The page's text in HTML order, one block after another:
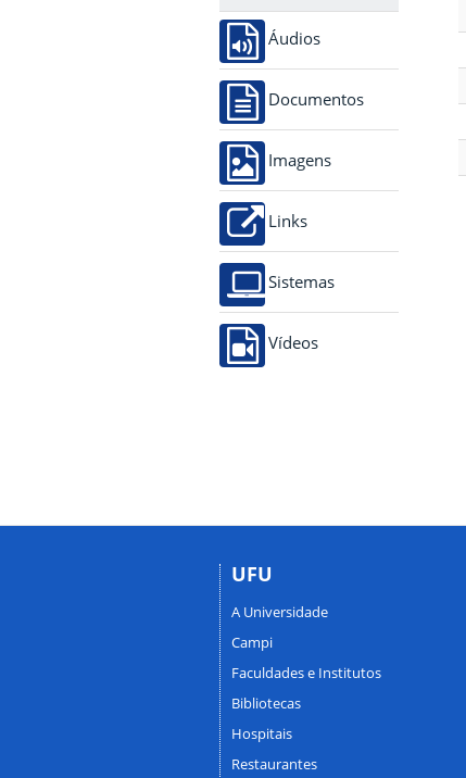
Áudios
Documentos
Imagens
Links
Sistemas
Vídeos
UFU
A Universidade
Campi
Faculdades e Institutos
Bibliotecas
Hospitais
Restaurantes